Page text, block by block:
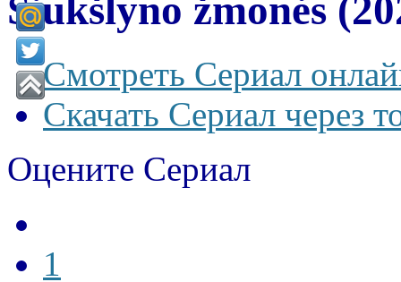
Šiukšlyno žmonės
Смотреть Сериал
Скачать Сериал через
Оцените Сериал
1